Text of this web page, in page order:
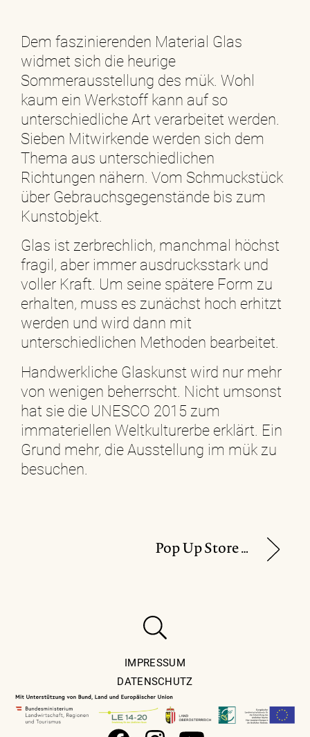
Dem faszinierenden Material Glas
widmet sich die heurige
Sommerausstellung des mük. Wohl
kaum ein Werkstoff kann auf so
unterschiedliche Art verarbeitet werden.
Sieben Mitwirkende werden sich dem
Thema aus unterschiedlichen
Richtungen nähern. Vom Schmuckstück
über Gebrauchsgegenstände bis zum
Kunstobjekt.
Glas ist zerbrechlich, manchmal höchst
fragil, aber immer ausdrucksstark und
voller Kraft. Um seine spätere Form zu
erhalten, muss es zunächst hoch erhitzt
werden und wird dann mit
unterschiedlichen Methoden bearbeitet.
Handwerkliche Glaskunst wird nur mehr
von wenigen beherrscht. Nicht umsonst
hat sie die UNESCO 2015 zum
immateriellen Weltkulturerbe erklärt. Ein
Grund mehr, die Ausstellung im mük zu
besuchen.
Pop Up Store von „Zeitlos Design“
IMPRESSUM
DATENSCHUTZ